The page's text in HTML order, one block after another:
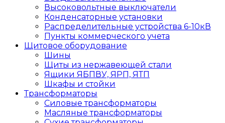
Высоковольтные выключатели
Конденсаторные установки
Распределительные устройства 6-10кВ
Пункты коммерческого учета
Щитовое оборудование
Шины
Щиты из нержавеющей стали
Ящики ЯБПВУ, ЯРП, ЯТП
Шкафы и стойки
Трансформаторы
Силовые трансформаторы
Масляные трансформаторы